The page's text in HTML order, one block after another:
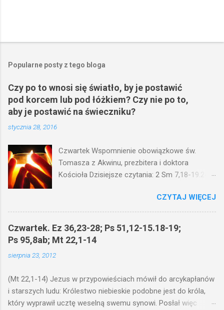
Popularne posty z tego bloga
Czy po to wnosi się światło, by je postawić
pod korcem lub pod łóżkiem? Czy nie po to,
aby je postawić na świeczniku?
stycznia 28, 2016
Czwartek Wspomnienie obowiązkowe św.
Tomasza z Akwinu, prezbitera i doktora
Kościoła Dzisiejsze czytania: 2 Sm 7,18-19.24-
(Mk 4,21-25) Jezus mówił ludowi: Czy po to
wnosi się światło, by je postawić pod korcem
lub pod łóżkiem? Czy nie po to, aby je postawić
na świeczniku? Nie ma bowiem nic ukrytego, co
by nie miało wyjść na jaw. Kto ma uszy do
wy mierzycie, odmierzą wam i jeszcze wam
dołożą. Bo kto ma, temu będzie dane; a kto nie
ma, pozbawią go i tego, co ma. W dzisiejszym
CZYTAJ WIĘCEJ
Czwartek. Ez 36,23-28; Ps 51,12-15.18-19;
Ps 95,8ab; Mt 22,1-14
sierpnia 23, 2012
(Mt 22,1-14) Jezus w przypowieściach mówił do arcykapłanów
i starszych ludu: Królestwo niebieskie podobne jest do króla,
który wyprawił ucztę weselną swemu synowi. Posłał więc